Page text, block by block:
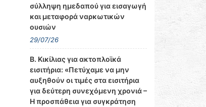
σύλληψη ημεδαπού για εισαγωγή
και μεταφορά ναρκωτικών
ουσιών
29/07/26
Β. Κικίλιας για ακτοπλοϊκά
εισιτήρια: «Πετύχαμε να μην
αυξηθούν οι τιμές στα εισιτήρια
για δεύτερη συνεχόμενη χρονιά –
Η προσπάθεια για συγκράτηση